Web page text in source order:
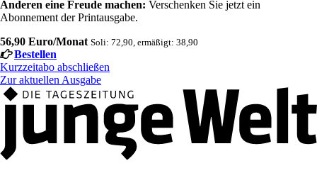
Anderen eine Freude machen: Verschenken Sie jetzt ein
Abonnement der Printausgabe.
56,90 Euro/Monat Soli: 72,90, ermäßigt: 38,90
Bestellen
Kurzzeitabo abschließen
Zur aktuellen Ausgabe